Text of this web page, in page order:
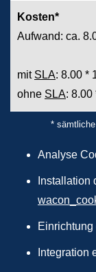
Kosten*
Aufwand: ca.
mit SLA: 8.00 *
ohne SLA: 8.00
*
Analyse
Installation
Integration